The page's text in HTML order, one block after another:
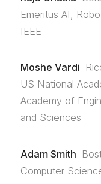
Emeritus AI,
IEEE
Moshe Vardi
US National
Academy of
and Sciences
Adam Smith
Computer